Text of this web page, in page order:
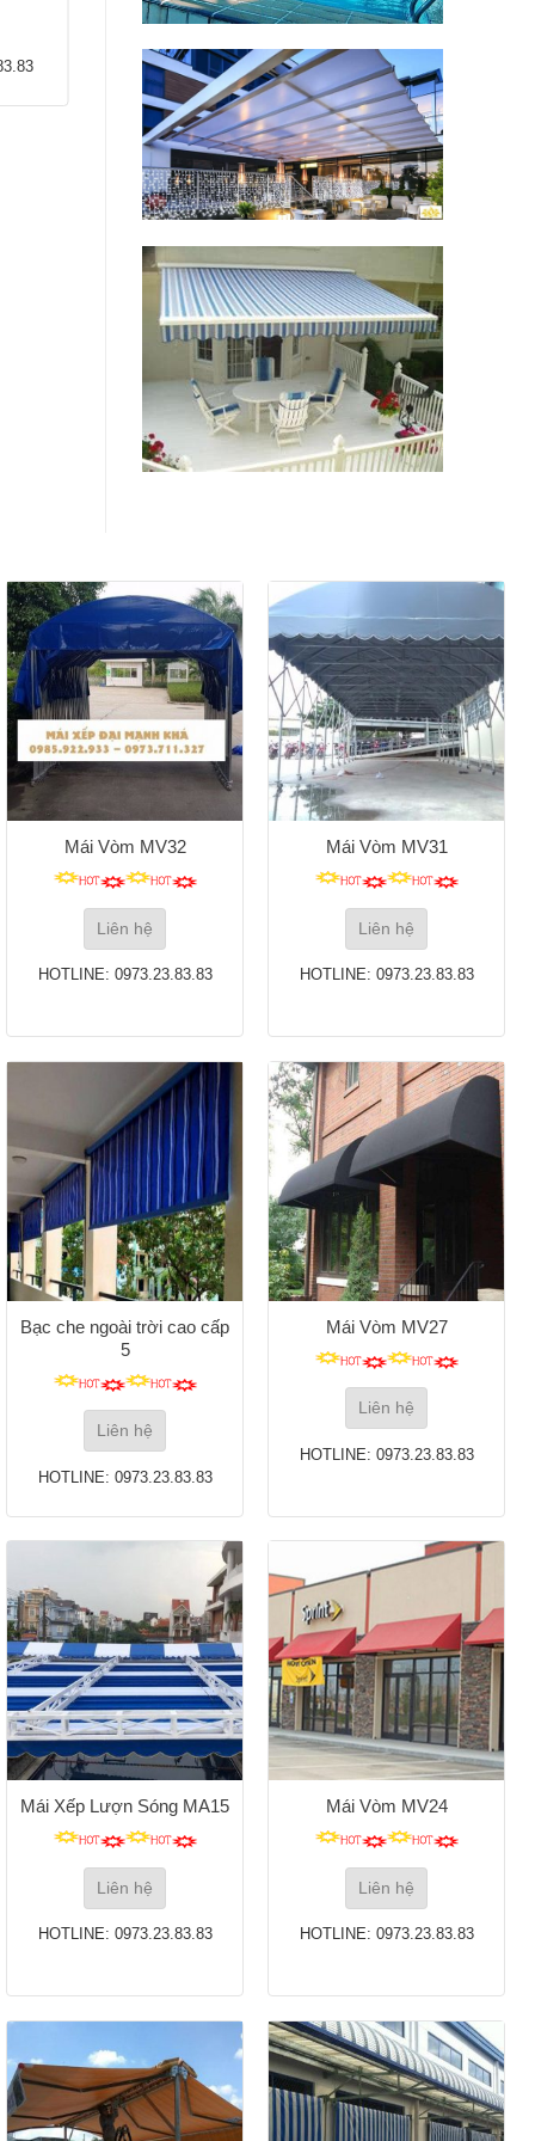
Mái Vòm MV32
Liên hệ
HOTLINE: 0973.23.83.83
Mái Vòm MV31
Liên hệ
HOTLINE: 0973.23.83.83
Bạc che ngoài trời cao cấp
5
Liên hệ
HOTLINE: 0973.23.83.83
Mái Vòm MV27
Liên hệ
HOTLINE: 0973.23.83.83
Mái Xếp Lượn Sóng MA15
Liên hệ
HOTLINE: 0973.23.83.83
Mái Vòm MV24
Liên hệ
HOTLINE: 0973.23.83.83